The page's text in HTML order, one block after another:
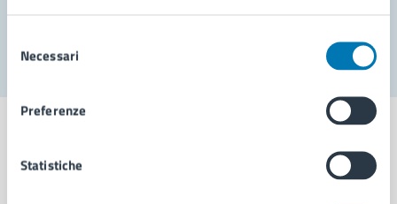
delNecessari
Preferenze
Statistiche